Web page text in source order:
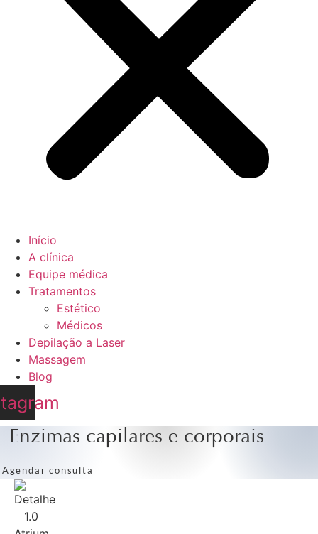
Início
A clínica
Equipe médica
Tratamentos
Estético
Médicos
Depilação a Laser
Massagem
Blog
Enzimas capilares e corporais
Agendar consulta